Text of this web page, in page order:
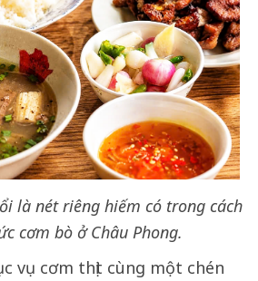
là nét riêng hiếm có trong cách
cơm bò ở Châu Phong.
vụ cơm thịt cùng một chén